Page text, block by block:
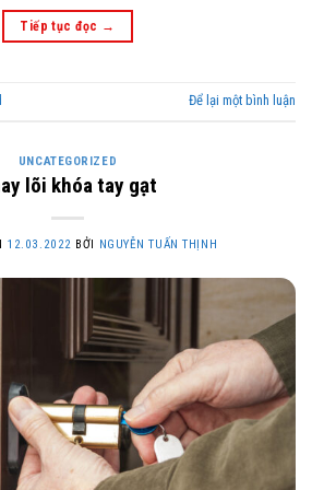
Tiếp tục đọc →
Để lại một bình luận
UNCATEGORIZED
lõi khóa tay gạt
12.03.2022 BỞI NGUYỄN TUẤN THỊNH